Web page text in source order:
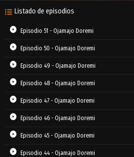
Listado de episodios
Episodio 51 - Ojamajo Doremi
Episodio 50 - Ojamajo Doremi
Episodio 49 - Ojamajo Doremi
Episodio 48 - Ojamajo Doremi
Episodio 47 - Ojamajo Doremi
Episodio 46 - Ojamajo Doremi
Episodio 45 - Ojamajo Doremi
Episodio 44 - Ojamajo Doremi